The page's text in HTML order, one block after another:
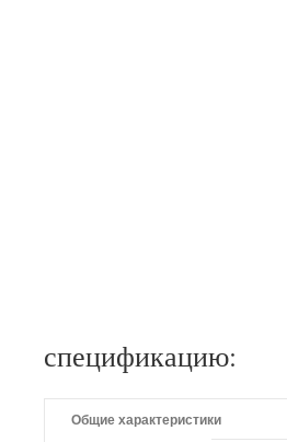
спецификацию:
Общие характеристики